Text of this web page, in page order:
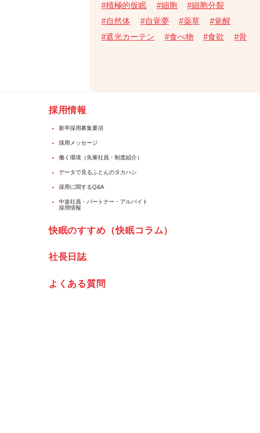
積極的仮眠
細胞
細胞分裂
自然体
自覚夢 薬草
覚醒
遮光カーテン
食べ物 食欲 骨
採用情報
新卒採用募集要項
採用メッセージ
働く環境（先輩社員・制度紹介）
データで見るふとんのタカハシ
採用に関するQ&A
中途社員・パートナー・アルバイト
採用情報
快眠のすすめ（快眠コラム）
社⾧日誌
よくある質問